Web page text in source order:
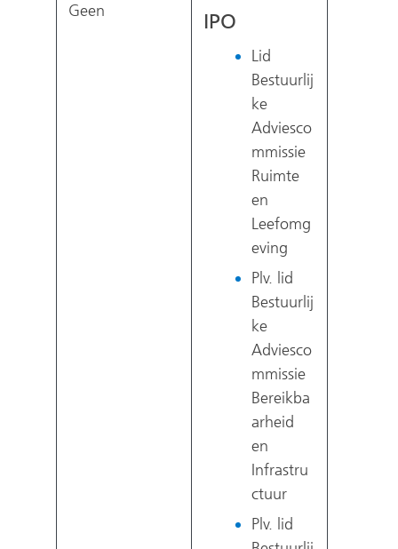
Geen IPO
Lid
Bestuurlij
ke
Adviesco
mmissie
Ruimte
en
Leefomg
eving
Plv. lid
Bestuurlij
ke
Adviesco
mmissie
Bereikba
arheid
en
Infrastru
ctuur
Plv. lid